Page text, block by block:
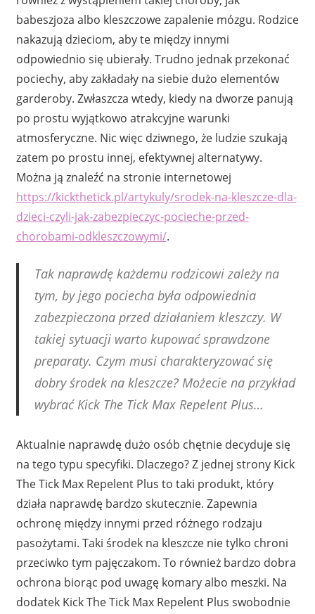
babeszjoza albo kleszczowe zapalenie mózgu. Rodzice
nakazują dzieciom, aby te między innymi
odpowiednio się ubierały. Trudno jednak przekonać
pociechy, aby zakładały na siebie dużo elementów
garderoby. Zwłaszcza wtedy, kiedy na dworze panują
po prostu wyjątkowo atrakcyjne warunki
atmosferyczne. Nic więc dziwnego, że ludzie szukają
zatem po prostu innej, efektywnej alternatywy.
Można ją znaleźć na stronie internetowej
https://kickthetick.pl/artykuly/srodek-na-kleszcze-dla-
dzieci-czyli-jak-zabezpieczyc-pocieche-przed-
chorobami-odkleszczowymi/.
Tak naprawdę każdemu rodzicowi zależy na
tym, by jego pociecha była odpowiednia
zabezpieczona przed działaniem kleszczy. W
takiej sytuacji warto kupować sprawdzone
preparaty. Czym musi charakteryzować się
dobry środek na kleszcze? Możecie na przykład
wybrać Kick The Tick Max Repelent Plus…
Aktualnie naprawdę dużo osób chętnie decyduje się
na tego typu specyfiki. Dlaczego? Z jednej strony Kick
The Tick Max Repelent Plus to taki produkt, który
działa naprawdę bardzo skutecznie. Zapewnia
ochronę między innymi przed różnego rodzaju
pasożytami. Taki środek na kleszcze nie tylko chroni
przeciwko tym pajęczakom. To również bardzo dobra
ochrona biorąc pod uwagę komary albo meszki. Na
dodatek Kick The Tick Max Repelent Plus swobodnie